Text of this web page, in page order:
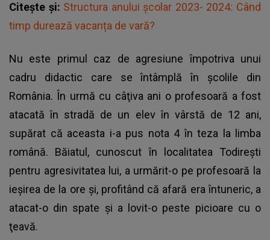
Citește și: Structura anului școlar 2023- 2024: Când
timp durează vacanța de vară?
Nu este primul caz de agresiune împotriva unui
cadru didactic care se întâmplă în şcolile din
România. În urmă cu câţiva ani o profesoară a fost
atacată în stradă de un elev în vârstă de 12 ani,
supărat că aceasta i-a pus nota 4 în teza la limba
română. Băiatul, cunoscut în localitatea Todireşti
pentru agresivitatea lui, a urmărit-o pe profesoară la
ieşirea de la ore şi, profitând că afară era întuneric, a
atacat-o din spate şi a lovit-o peste picioare cu o
ţeavă.